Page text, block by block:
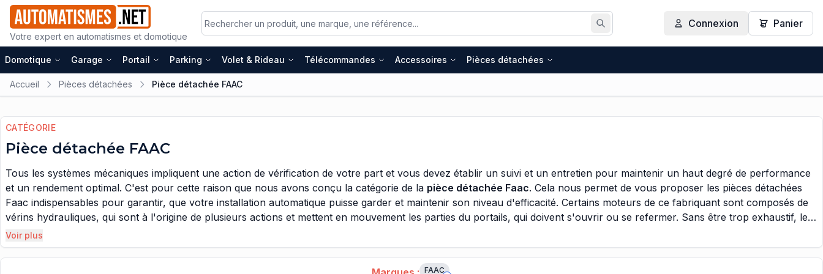
Votre expert en automatismes et domotique
Rechercher
Connexion Panier
Domotique Garage Portail Parking Volet & Rideau Télécommandes Accessoires Pièces détachées
Accueil Pièces détachées Pièce détachée FAAC
CATÉGORIE
Pièce détachée FAAC
Tous les systèmes mécaniques impliquent une action de vérification de votre part et vous devez établir un suivi et un entretien pour maintenir un haut degré de performance
et un rendement optimal. C'est pour cette raison que nous avons conçu la catégorie de la pièce détachée Faac. Cela nous permet de vous proposer les pièces détachées
Faac indispensables pour garantir, que votre installation automatique puisse garder et maintenir son niveau d'efficacité. Certains moteurs de ce fabriquant sont composés de
vérins hydrauliques, qui sont à l'origine de plusieurs actions et mettent en mouvement les parties du portails, qui doivent s'ouvrir ou se refermer. Sans être trop exhaustif, le
moteur d'un automatisme peut être comparé à ceux des autres machines mécanisées, comme ceux qui équipent les véhicules de type moto ou voiture. A l'intérieur de ces
moteurs existent plusieurs pistons, qui permettent de mettre le moteur en mouvement, dans lesquels de l'essence ou un autre carburant est injecté, puis chauffé pour qu'elle
soit brulé ou consumé. Cela aura pour conséquence, dans un cycle parfaitement organisé et qui se répète, de dilater du gaz qui poussera sur les pistons et enclenchera le
Voir plus
FAAC